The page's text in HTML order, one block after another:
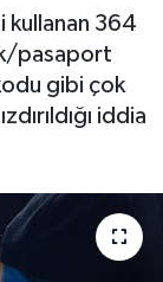
kullanan 364
pasaport
gibi çok
iddia